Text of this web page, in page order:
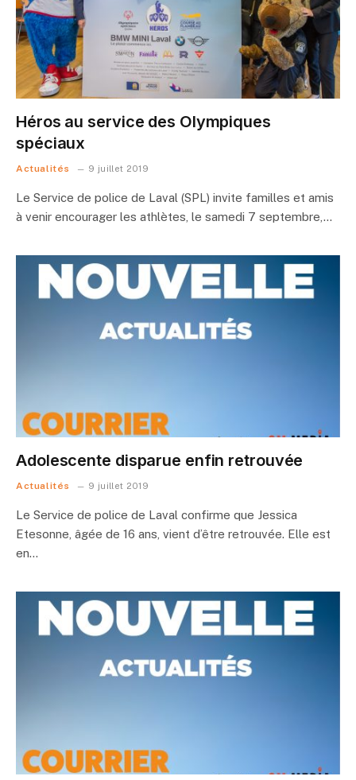
Héros au service des Olympiques
spéciaux
Actualités 9 juillet 2019
Le Service de police de Laval (SPL) invite familles et amis
à venir encourager les athlètes, le samedi 7 septembre,…
Adolescente disparue enfin retrouvée
Actualités 9 juillet 2019
Le Service de police de Laval confirme que Jessica
Etesonne, âgée de 16 ans, vient d’être retrouvée. Elle est
en…